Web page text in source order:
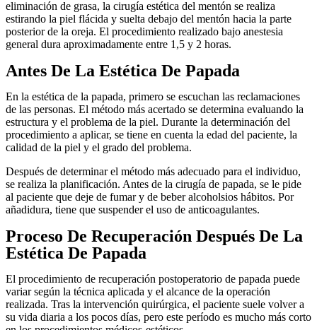
eliminación de grasa, la cirugía estética del mentón se realiza
estirando la piel flácida y suelta debajo del mentón hacia la parte
posterior de la oreja. El procedimiento realizado bajo anestesia
general dura aproximadamente entre 1,5 y 2 horas.
Antes De La Estética De Papada
En la estética de la papada, primero se escuchan las reclamaciones
de las personas. El método más acertado se determina evaluando la
estructura y el problema de la piel. Durante la determinación del
procedimiento a aplicar, se tiene en cuenta la edad del paciente, la
calidad de la piel y el grado del problema.
Después de determinar el método más adecuado para el individuo,
se realiza la planificación. Antes de la cirugía de papada, se le pide
al paciente que deje de fumar y de beber alcoholsios hábitos. Por
añadidura, tiene que suspender el uso de anticoagulantes.
Proceso De Recuperación Después De La
Estética De Papada
El procedimiento de recuperación postoperatorio de papada puede
variar según la técnica aplicada y el alcance de la operación
realizada. Tras la intervención quirúrgica, el paciente suele volver a
su vida diaria a los pocos días, pero este período es mucho más corto